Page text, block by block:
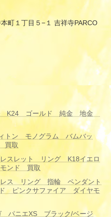
町１丁目５−１ 吉祥寺PARCO
K24 ゴールド 純金 地金
トン モノグラム バムバッ
買取
スレット リング K18イエロ
ンド 買取
ス リング 指輪 ペンダント
ピンクサファイア ダイヤモ
パニエXS ブラック/ベージ